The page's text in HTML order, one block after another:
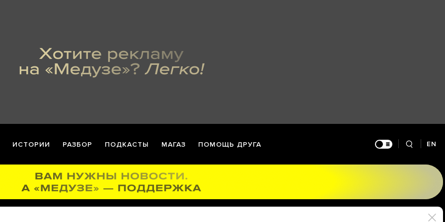
ИСТОРИИ РАЗБОР ПОДКАСТЫ МАГАЗ ПОМОЩЬ ДРУГА EN